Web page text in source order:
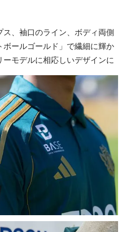
、袖口のライン、ボディ両側
ールゴールド」で繊細に輝か
モデルに相応しいデザインに